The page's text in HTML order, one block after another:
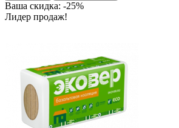
Ваша скидка: -25%
Лидер продаж!